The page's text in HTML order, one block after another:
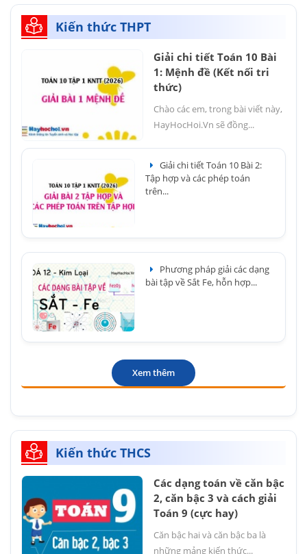
Kiến thức THPT
Giải chi tiết Toán 10 Bài
1: Mệnh đề (Kết nối tri
thức)
Chào các em, trong bài viết này,
HayHocHoi.Vn sẽ đồng...
Giải chi tiết Toán 10 Bài 2:
Tập hợp và các phép toán
trên...
Phương pháp giải các dạng
bài tập về Sắt Fe, hỗn hợp...
Xem thêm
Kiến thức THCS
Các dạng toán về căn bậc
2, căn bậc 3 và cách giải
Toán 9 (cực hay)
Căn bậc hai và căn bậc ba là
những mảng kiến thức...